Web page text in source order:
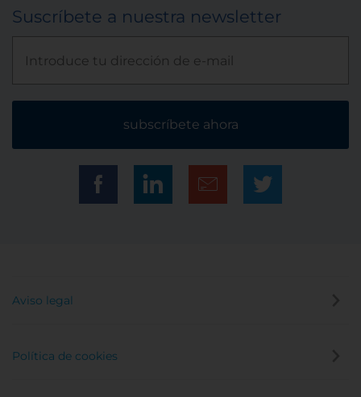
Suscríbete a nuestra newsletter
subscríbete ahora
Aviso legal
Política de cookies